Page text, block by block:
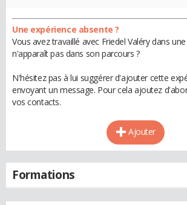
Une expérience absente ?
Vous avez travaillé avec Friedel Valéry dans
n'apparaît pas dans son parcours ?
N'hésitez pas à lui suggérer d'ajouter cette
envoyant un message. Pour cela ajoutez
vos contacts.
Ajouter
Formations